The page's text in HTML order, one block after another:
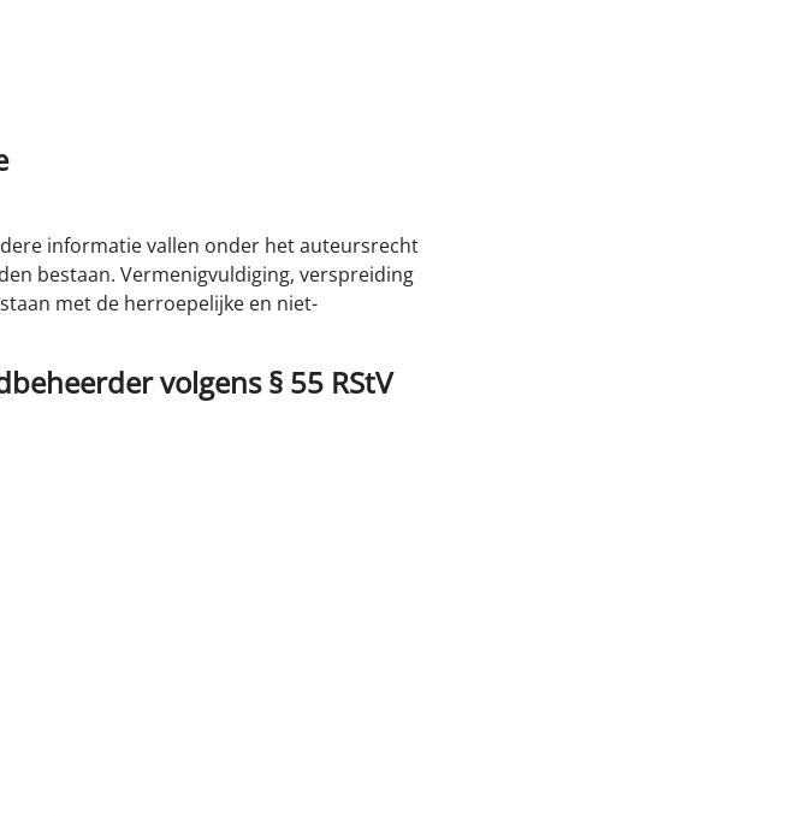
informatie vallen onder het auteursrecht
bestaan. Vermenigvuldiging, verspreiding
met de herroepelijke en niet-
volgens § 55 RStV